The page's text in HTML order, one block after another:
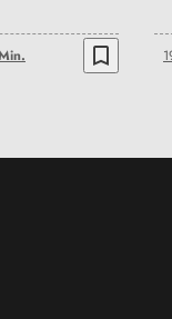
bookmark_border